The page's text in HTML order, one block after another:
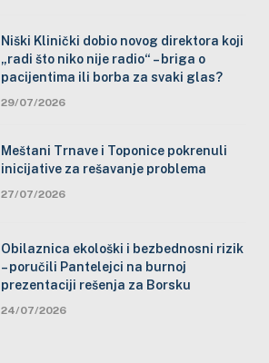
Niški Klinički dobio novog direktora koji
„radi što niko nije radio“ – briga o
pacijentima ili borba za svaki glas?
29/07/2026
Meštani Trnave i Toponice pokrenuli
inicijative za rešavanje problema
27/07/2026
Obilaznica ekološki i bezbednosni rizik
– poručili Pantelejci na burnoj
prezentaciji rešenja za Borsku
24/07/2026